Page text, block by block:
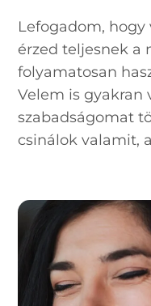
Lefogadom,
érzed teljesnek a
folyamatosan
Velem is gyakran
szabadságomat
csinálok valamit,